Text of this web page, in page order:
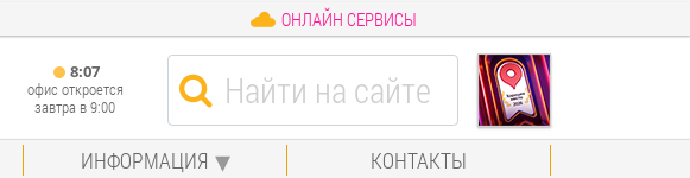
ОНЛАЙН СЕРВИСЫ
8:07
офис откроется
завтра в 9:00
ИНФОРМАЦИЯ КОНТАКТЫ